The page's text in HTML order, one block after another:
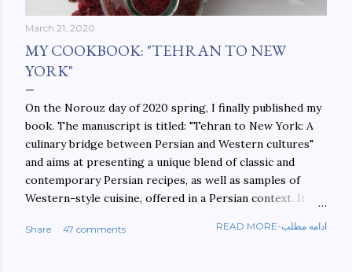
March 21, 2020
MY COOKBOOK: "TEHRAN TO NEW
YORK"
On the Norouz day of 2020 spring, I finally published my
book. The manuscript is titled: "Tehran to New York: A
culinary bridge between Persian and Western cultures"
and aims at presenting a unique blend of classic and
contemporary Persian recipes, as well as samples of
Western-style cuisine, offered in a Persian context. It is
walls. This book aims at constructing a bridge between
Share 47 comments READ MORE-ادامه مطلب